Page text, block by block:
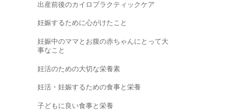
出産前後のカイロプラクティックケア
妊娠するために心がけたこと
妊娠中のママとお腹の赤ちゃんにとって大
事なこと
妊活のための大切な栄養素
妊活・妊娠するための食事と栄養
子どもに良い食事と栄養